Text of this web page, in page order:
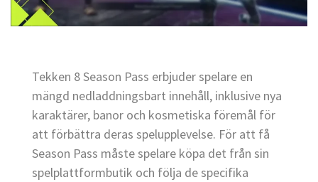
Tekken 8 Season Pass erbjuder spelare en
mängd nedladdningsbart innehåll, inklusive nya
karaktärer, banor och kosmetiska föremål för
att förbättra deras spelupplevelse. För att få
Season Pass måste spelare köpa det från sin
spelplattformbutik och följa de specifika